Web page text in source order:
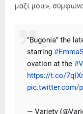
μαζί μου;»,
"Bugonia" the
starring
ovation at the
https://t.co/
pic.twitter.com/
— Variety